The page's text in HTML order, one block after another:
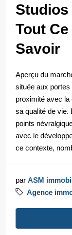
Studios
Tout
Savoir
Aperçu du
située aux
proximité avec
sa qualité de vie.
points
avec le
ce contexte,
par ASM
Agence